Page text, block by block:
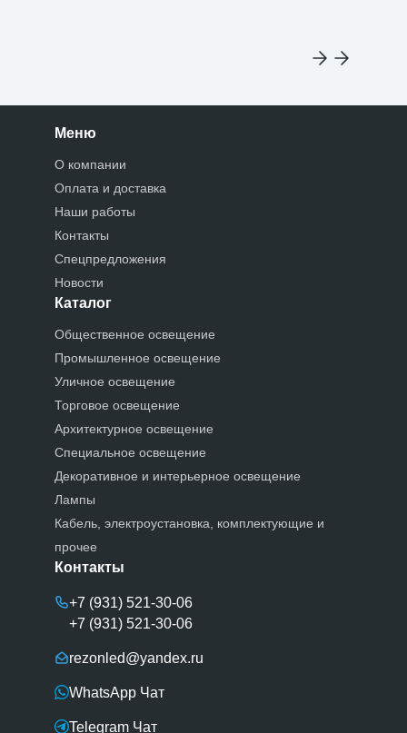
Меню
О компании
Оплата и доставка
Наши работы
Контакты
Спецпредложения
Новости
Каталог
Общественное освещение
Промышленное освещение
Уличное освещение
Торговое освещение
Архитектурное освещение
Специальное освещение
Декоративное и интерьерное освещение
Лампы
Кабель, электроустановка, комплектующие и
прочее
Контакты
+7 (931) 521-30-06
+7 (931) 521-30-06
rezonled@yandex.ru
WhatsApp Чат
Telegram Чат